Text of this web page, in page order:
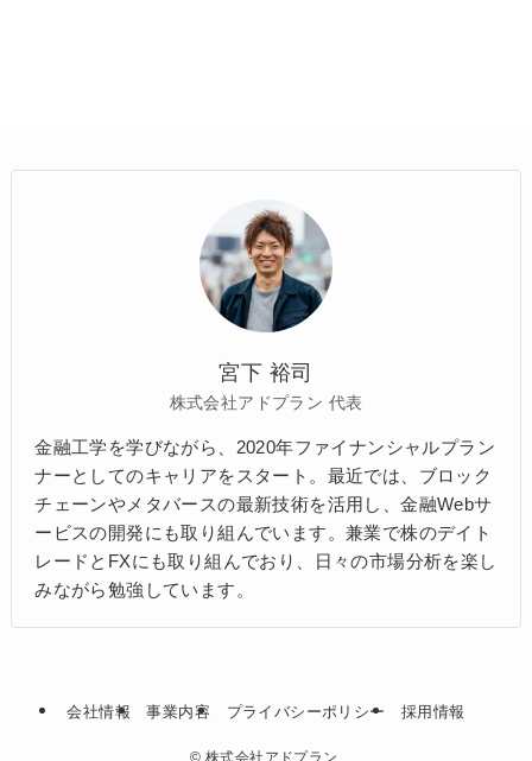
宮下 裕司
株式会社アドプラン 代表
金融工学を学びながら、2020年ファイナンシャルプラン
ナーとしてのキャリアをスタート。最近では、ブロック
チェーンやメタバースの最新技術を活用し、金融Webサ
ービスの開発にも取り組んでいます。兼業で株のデイト
レードとFXにも取り組んでおり、日々の市場分析を楽し
みながら勉強しています。
会社情報 事業内容 プライバシーポリシー 採用情報